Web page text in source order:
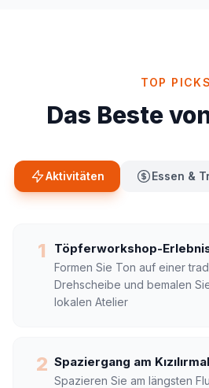
TOP PICKS
Das Beste
Aktivitäten Essen &
1 Töpferworkshop-
Formen Sie Ton auf einer
Drehscheibe und bemalen
lokalen Atelier
2 Spaziergang am
Spazieren Sie am längsten